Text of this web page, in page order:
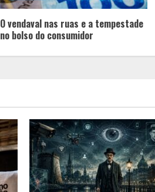
O vendaval nas ruas e a tempestade
no bolso do consumidor